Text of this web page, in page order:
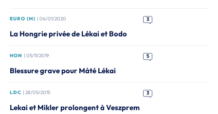
EURO (M) | 06/01/2020 3
La Hongrie privée de Lékai et Bodo
HON | 05/11/2019 5
Blessure grave pour Máté Lékai
LDC | 28/05/2015 3
Lekai et Mikler prolongent à Veszprem